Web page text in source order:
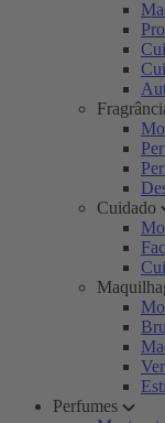
Cuidado
Perfumes